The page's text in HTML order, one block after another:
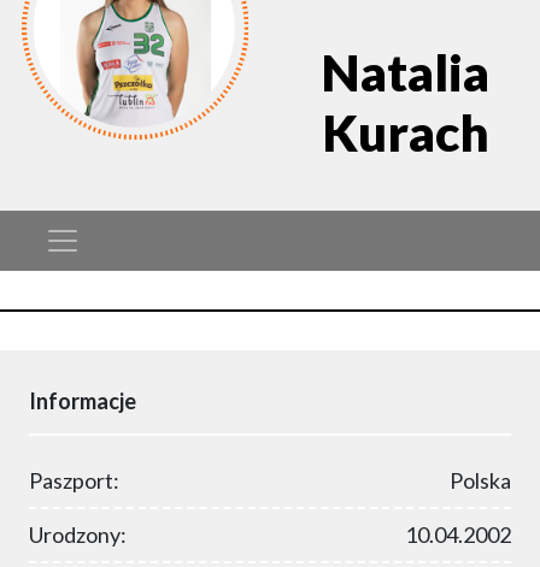
Natalia
Kurach
Informacje
Paszport: Polska
Urodzony: 10.04.2002